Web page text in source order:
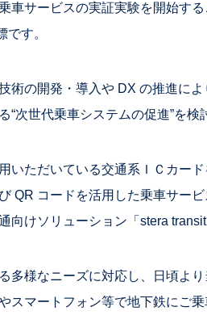
車サービスの実証実験を開始す
す。
の開発・導入や DX の推進に
次世代乗車システムの促進”を検
ただいている交通系ＩＣカー
QR コードを活用した乗車サー
けソリューション「stera
様なニーズに対応し、日頃よ
スマートフォン等で地下鉄にご